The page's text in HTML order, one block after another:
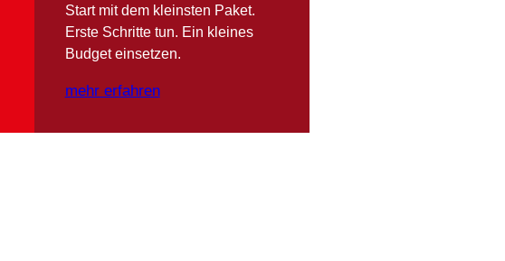
Start mit dem kleinsten Paket.
Erste Schritte tun. Ein kleines
Budget einsetzen.
mehr erfahren